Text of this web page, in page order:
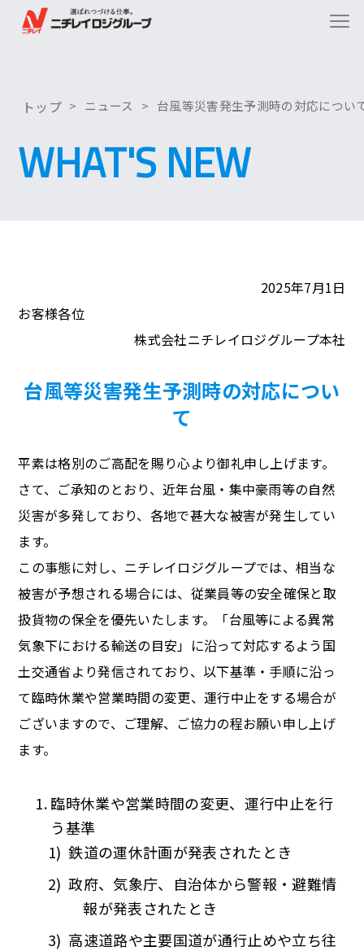
トップ ニュース 台風等災害発生予測時の対応につい
WHAT'S NEW
2025年7月1日
お客様各位
株式会社ニチレイロジグループ本社
台風等災害発生予測時の対応につい
て
平素は格別のご高配を賜り心より御礼申し上げます。
さて、ご承知のとおり、近年台風・集中豪雨等の自然
災害が多発しており、各地で甚大な被害が発生してい
ます。
この事態に対し、ニチレイロジグループでは、相当な
被害が予想される場合には、従業員等の安全確保と取
扱貨物の保全を優先いたします。「台風等による異常
気象下における輸送の目安」に沿って対応するよう国
土交通省より発信されており、以下基準・手順に沿っ
て臨時休業や営業時間の変更、運行中止をする場合が
ございますので、ご理解、ご協力の程お願い申し上げ
ます。
臨時休業や営業時間の変更、運行中止を行
う基準
鉄道の運休計画が発表されたとき
政府、気象庁、自治体から警報・避難情
報が発表されたとき
高速道路や主要国道が通行止めや立ち往